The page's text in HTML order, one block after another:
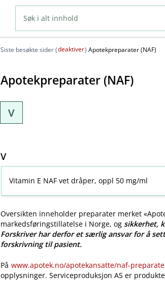
Siste besøkte sider (deaktiver) Apotekpreparater (NAF)
Apotekpreparater (NAF)
V
V
Vitamin E NAF vet dråper, oppl 50 mg/ml
Oversikten inneholder preparater merket
markedsføringstillatelse i Norge, ogsikkerhet,
Forskriver har derfor et særlig ansvar for å
forskrivning til pasient.
På www.apotek.no​/​apotekansatte​/​naf-
opplysninger. Serviceproduksjon AS er